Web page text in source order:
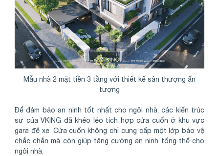
Mẫu nhà 2 mặt tiền 3 tầng với thiết kế sân thượng ấn
tượng
Để đảm bảo an ninh tốt nhất cho ngôi nhà, các kiến trúc
sư của VKING đã khéo léo tích hợp cửa cuốn ở khu vực
gara để xe. Cửa cuốn không chỉ cung cấp một lớp bảo vệ
chắc chắn mà còn giúp tăng cường an ninh tổng thể cho
ngôi nhà.